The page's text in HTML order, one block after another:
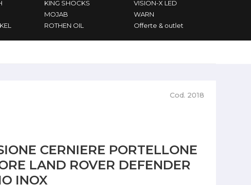
KING SHOCKS
MOJAB
ROTHEN OIL
VISION-X LED
WARN
Offerte & outlet
Cod. 2018
CERNIERE PORTELLONE
LAND ROVER DEFENDER
INOX